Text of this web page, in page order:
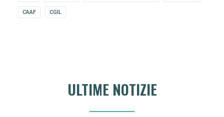
CAAF CGIL
ULTIME NOTIZIE